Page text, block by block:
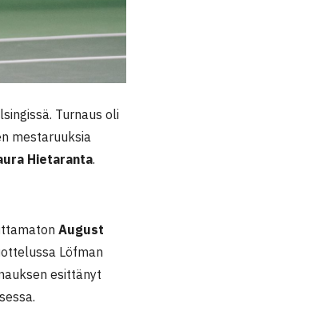
Turnaus oli
mestaruuksia
Hietaranta.
August
Löfman
esittänyt